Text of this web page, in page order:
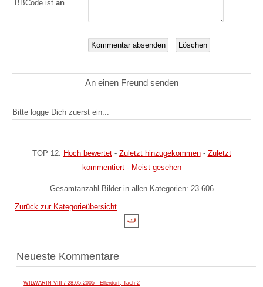
BBCode ist an
An einen Freund senden
Bitte logge Dich zuerst ein...
TOP 12: Hoch bewertet- Zuletzt hinzugekommen- Zuletzt
kommentiert- Meist gesehen
Gesamtanzahl Bilder in allen Kategorien: 23.606
Zurück zur Kategorieübersicht
Neueste Kommentare
WILWARIN VIII / 28.05.2005 - Ellerdorf, Tach 2